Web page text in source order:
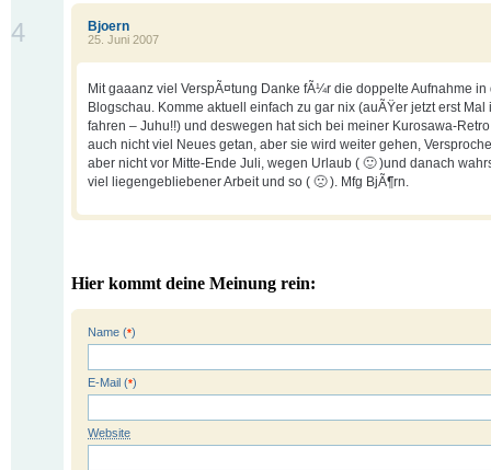
Bjoern
25. Juni 2007
4
Mit gaaanz viel VerspÃ¤tung Danke fÃ¼r die doppelte Aufnahme in
Blogschau. Komme aktuell einfach zu gar nix (auÃŸer jetzt erst Mal
fahren – Juhu!!) und deswegen hat sich bei meiner Kurosawa-
auch nicht viel Neues getan, aber sie wird weiter gehen,
aber nicht vor Mitte-Ende Juli, wegen Urlaub ( 🙂 )und danach
viel liegengebliebener Arbeit und so ( 🙁 ). Mfg BjÃ¶rn.
Hier kommt deine Meinung rein:
Name (*)
E-Mail (*)
Website